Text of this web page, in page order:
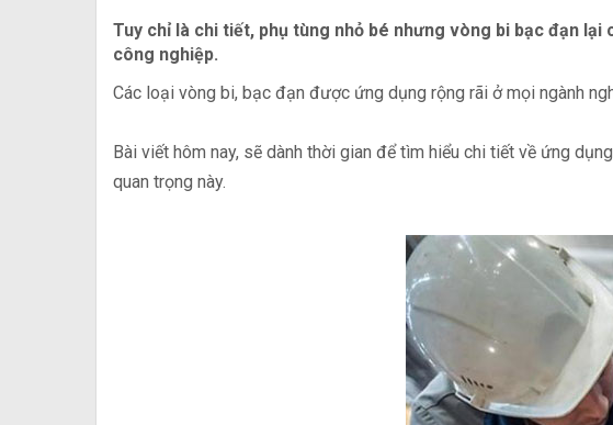
Tuy chỉ là chi tiết, phụ tùng nhỏ bé nhưng vòng bi bạc đạn
công nghiệp.
Các loại vòng bi, bạc đạn được ứng dụng rộng rãi ở mọi ngành
Bài viết hôm nay, sẽ dành thời gian để tìm hiểu chi tiết về ứng
quan trọng này.